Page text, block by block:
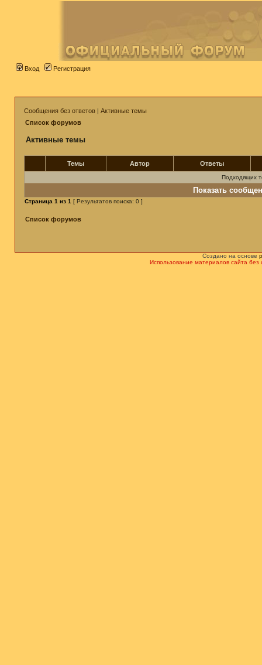
Вход Регистрация
Сообщения без ответов | Активные темы
Список форумов
Активные темы
Темы Автор Ответы
Подходящих
Показать
Страница 1 из 1 [ Результатов поиска: 0 ]
Список форумов
Создано на основе
Использование материалов сайта